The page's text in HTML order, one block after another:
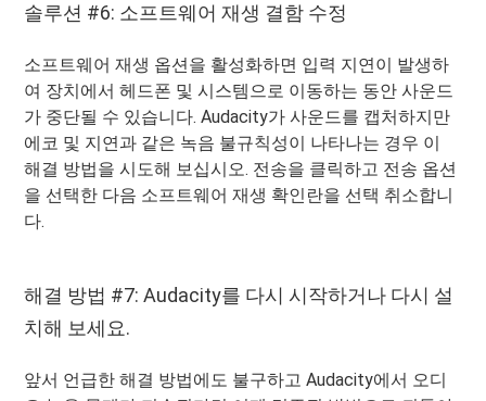
솔루션 #6: 소프트웨어 재생 결함 수정
소프트웨어 재생 옵션을 활성화하면 입력 지연이 발생하
여 장치에서 헤드폰 및 시스템으로 이동하는 동안 사운드
가 중단될 수 있습니다. Audacity가 사운드를 캡처하지만
에코 및 지연과 같은 녹음 불규칙성이 나타나는 경우 이
해결 방법을 시도해 보십시오. 전송을 클릭하고 전송 옵션
을 선택한 다음 소프트웨어 재생 확인란을 선택 취소합니
다.
해결 방법 #7: Audacity를 다시 시작하거나 다시 설
치해 보세요.
앞서 언급한 해결 방법에도 불구하고 Audacity에서 오디